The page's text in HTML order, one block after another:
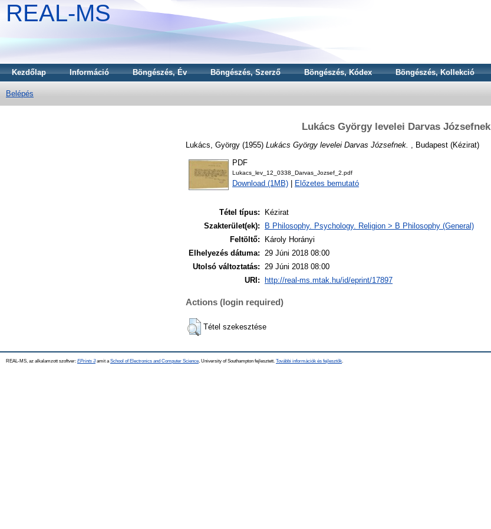
REAL-MS
Kezdőlap Információ Böngészés, Év Böngészés, Szerző Böngészés, Kódex Böngészés, Kollekció
Belépés
Lukács György levelei Darvas Józsefnek
Lukács, György (1955) Lukács György levelei Darvas Józsefnek. , Budapest (Kézirat)
PDF
Lukacs_lev_12_0338_Darvas_Jozsef_2.pdf
Download (1MB) Előzetes bemutató
Tétel típus:
Kézirat
Szakterület(ek):
B Philosophy. Psychology. Religion > B Philosophy (General)
Feltöltő:
Károly Horányi
Elhelyezés dátuma: 29 Júni 2018 08:00
Utolsó változtatás: 29 Júni 2018 08:00
URI:
http://real-ms.mtak.hu/id/eprint/17897
Actions (login required)
Tétel szekesztése
REAL-MS, az alkalamzott szoftver: EPrints 3amit a School of Electronics and Computer Science , University of Southampton fejlesztett. További információk és fejlesztők